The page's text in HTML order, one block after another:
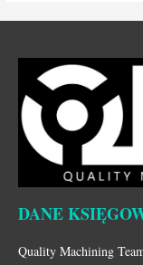
DANE
Quality Machining